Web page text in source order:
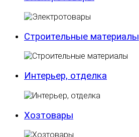
Строительные материалы
Интерьер, отделка
Хозтовары